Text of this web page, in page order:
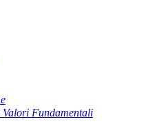
Valori Fundamentali